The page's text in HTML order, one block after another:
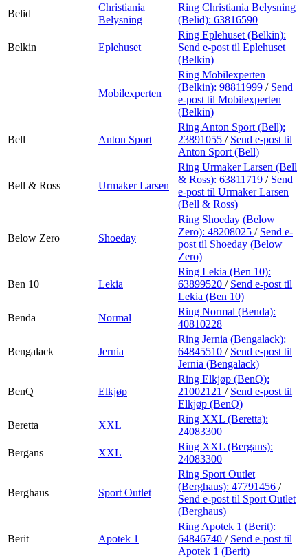
Belid
Christiania
Belysning
Ring Christiania Belysning
(Belid): 63816590
Belkin Eplehuset
Ring Eplehuset (Belkin):
Send e-post til Eplehuset
(Belkin)
Mobilexperten
Ring Mobilexperten
(Belkin): 98811999 / Send
e-post til Mobilexperten
(Belkin)
Bell Anton Sport
Ring Anton Sport (Bell):
23891055 / Send e-post til
Anton Sport (Bell)
Bell & Ross Urmaker Larsen
Ring Urmaker Larsen (Bell
& Ross): 63811719 / Send
e-post til Urmaker Larsen
(Bell & Ross)
Below Zero Shoeday
Ring Shoeday (Below
Zero): 48208025 / Send e-
post til Shoeday (Below
Zero)
Ben 10 Lekia
Ring Lekia (Ben 10):
63899520 / Send e-post til
Lekia (Ben 10)
Benda
Normal
Ring Normal (Benda):
40810228
Bengalack Jernia
Ring Jernia (Bengalack):
64845510 / Send e-post til
Jernia (Bengalack)
BenQ Elkjøp
Ring Elkjøp (BenQ):
21002121 / Send e-post til
Elkjøp (BenQ)
Beretta
XXL
Ring XXL (Beretta):
24083300
Bergans
XXL
Ring XXL (Bergans):
24083300
Berghaus Sport Outlet
Ring Sport Outlet
(Berghaus): 47791456 /
Send e-post til Sport Outlet
(Berghaus)
Berit Apotek 1
Ring Apotek 1 (Berit):
64846740 / Send e-post til
Apotek 1 (Berit)